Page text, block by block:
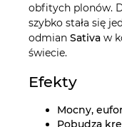
obfitych plonów.
szybko stała się
odmian Sativa w
świecie.
Efekty
Mocny,
Pobudza